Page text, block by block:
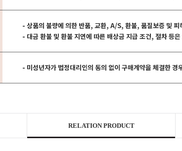
- 상품의 불량에 의한 반품, 교환, A/S, 환불, 품질보증 및 피
- 대금 환불 및 환불 지연에 따른 배상금 지급 조건, 절차 등
- 미성년자가 법정대리인의 동의 없이 구매계약을 체결한
RELATION PRODUCT